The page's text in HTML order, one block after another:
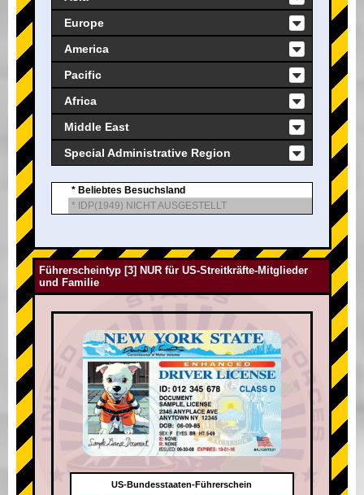
Europe
America
Pacific
Africa
Middle East
Special Administrative Region
* Beliebtes Besuchsland
* IDP(1949) NICHT AUSGESTELLT
Führerscheintyp [3] NUR für US-Streitkräfte-Mitglieder
und Familie
US-Bundesstaaten-Führerschein